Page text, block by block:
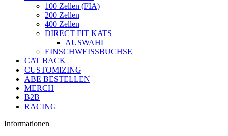
100 Zellen (FIA)
200 Zellen
400 Zellen
DIRECT FIT KATS
AUSWAHL
EINSCHWEISSBUCHSE
CAT BACK
CUSTOMIZING
ABE BESTELLEN
MERCH
B2B
RACING
Informationen